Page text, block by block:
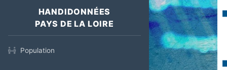
HANDIDONNÉES
PAYS DE LA LOIRE
Population